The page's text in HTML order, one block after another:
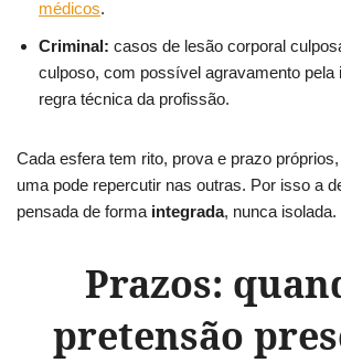
médicos.
Criminal: casos de lesão corporal
culposo, com possível agravamento pela
regra técnica da profissão.
Cada esfera tem rito, prova e prazo
uma pode repercutir nas outras. Por isso a
pensada de forma integrada, nunca isolada.
Prazos:
pretensão